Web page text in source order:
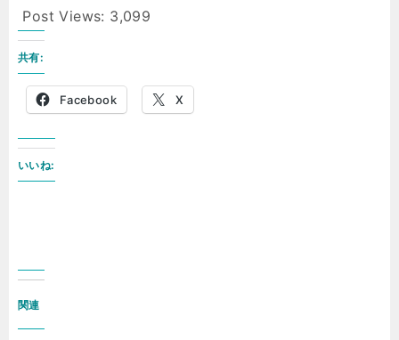
Post Views: 3,099
共有:
Facebook X
いいね:
関連